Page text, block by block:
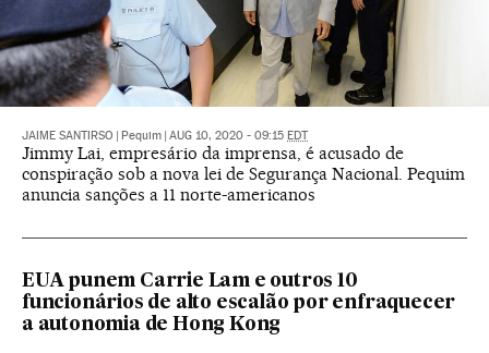
JAIME SANTIRSO Pequim AUG 10, 2020 - 09:15 EDT
Jimmy Lai, empresário da imprensa, é acusado de
conspiração sob a nova lei de Segurança Nacional. Pequim
anuncia sanções a 11 norte-americanos
EUA punem Carrie Lam e outros 10
funcionários de alto escalão por enfraquecer
a autonomia de Hong Kong